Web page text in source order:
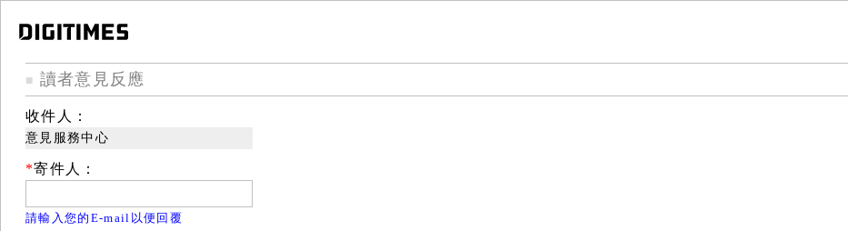
■ 讀者意見反應
收件人：
意見服務中心
*寄件人：
請輸入您的E-mail以便回覆